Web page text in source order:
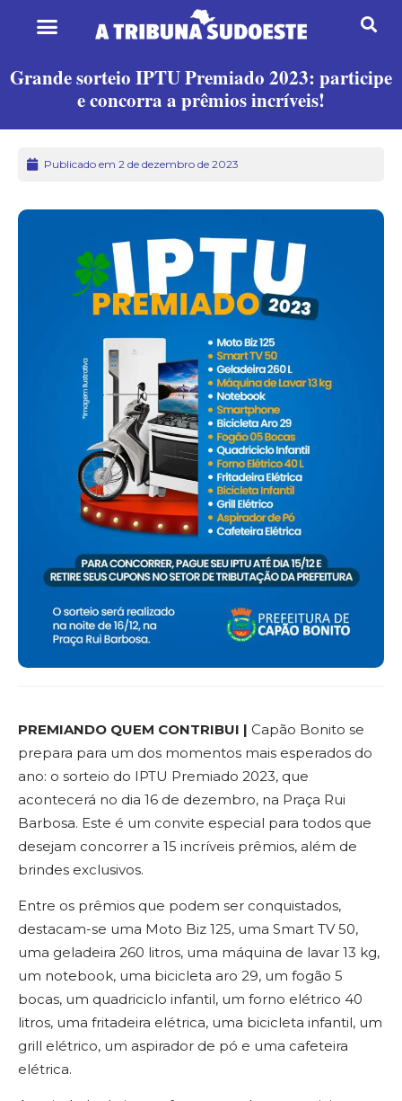
Grande sorteio IPTU Premiado 2023: participe
e concorra a prêmios incríveis!
Publicado em 2 de dezembro de 2023
PREMIANDO QUEM CONTRIBUI | Capão Bonito se
prepara para um dos momentos mais esperados do
ano: o sorteio do IPTU Premiado 2023, que
acontecerá no dia 16 de dezembro, na Praça Rui
Barbosa. Este é um convite especial para todos que
desejam concorrer a 15 incríveis prêmios, além de
brindes exclusivos.
Entre os prêmios que podem ser conquistados,
destacam-se uma Moto Biz 125, uma Smart TV 50,
uma geladeira 260 litros, uma máquina de lavar 13 kg,
um notebook, uma bicicleta aro 29, um fogão 5
bocas, um quadriciclo infantil, um forno elétrico 40
litros, uma fritadeira elétrica, uma bicicleta infantil, um
grill elétrico, um aspirador de pó e uma cafeteira
elétrica.